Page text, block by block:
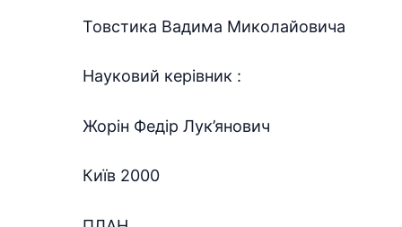
Товстика Вадима Миколайовича
Науковий керівник :
Жорін Федір Лук’янович
Київ 2000